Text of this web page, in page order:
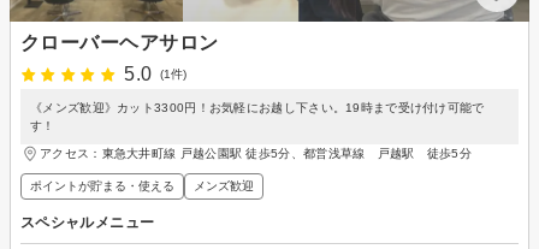
クローバーヘアサロン
5.0
(1件)
《メンズ歓迎》カット3300円！お気軽にお越し下さい。19時まで受け付け可能で
す！
アクセス：東急大井町線 戸越公園駅 徒歩5分、都営浅草線 戸越駅 徒歩5分
ポイントが貯まる・使える メンズ歓迎
スペシャルメニュー